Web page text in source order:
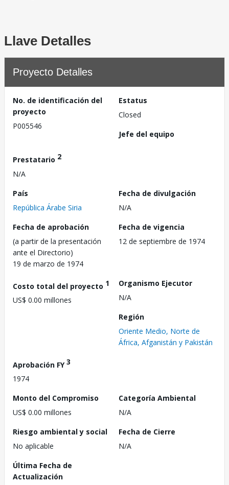
Llave Detalles
Proyecto Detalles
No. de identificación del
proyecto
P005546
Estatus
Closed
Jefe del equipo
Prestatario 2
N/A
País
República Árabe Siria
Fecha de divulgación
N/A
Fecha de aprobación
(a partir de la presentación
ante el Directorio)
19 de marzo de 1974
Fecha de vigencia
12 de septiembre de 1974
Costo total del proyecto 1
US$ 0.00 millones
Organismo Ejecutor
N/A
Región
Oriente Medio, Norte de
África, Afganistán y Pakistán
Aprobación FY3
1974
Monto del Compromiso
US$ 0.00 millones
Categoría Ambiental
N/A
Riesgo ambiental y social
No aplicable
Fecha de Cierre
N/A
Última Fecha de
Actualización